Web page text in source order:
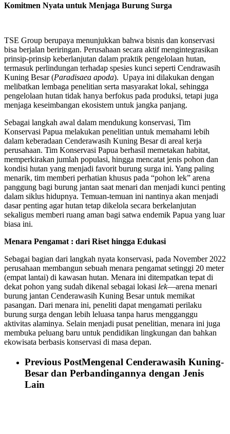
Komitmen Nyata untuk Menjaga Burung Surga
TSE Group berupaya menunjukkan bahwa bisnis dan konservasi
bisa berjalan beriringan. Perusahaan secara aktif mengintegrasikan
prinsip-prinsip keberlanjutan dalam praktik pengelolaan hutan,
termasuk perlindungan terhadap spesies kunci seperti Cendrawasih
Kuning Besar (Paradisaea apoda). Upaya ini dilakukan dengan
melibatkan lembaga penelitian serta masyarakat lokal, sehingga
pengelolaan hutan tidak hanya berfokus pada produksi, tetapi juga
menjaga keseimbangan ekosistem untuk jangka panjang.
Sebagai langkah awal dalam mendukung konservasi, Tim
Konservasi Papua melakukan penelitian untuk memahami lebih
dalam keberadaan Cenderawasih Kuning Besar di areal kerja
perusahaan. Tim Konservasi Papua berhasil memetakan habitat,
memperkirakan jumlah populasi, hingga mencatat jenis pohon dan
kondisi hutan yang menjadi favorit burung surga ini. Yang paling
menarik, tim memberi perhatian khusus pada “pohon lek” arena
panggung bagi burung jantan saat menari dan menjadi kunci penting
dalam siklus hidupnya. Temuan-temuan ini nantinya akan menjadi
dasar penting agar hutan tetap dikelola secara berkelanjutan
sekaligus memberi ruang aman bagi satwa endemik Papua yang luar
biasa ini.
Menara Pengamat : dari Riset hingga Edukasi
Sebagai bagian dari langkah nyata konservasi, pada November 2022
perusahaan membangun sebuah menara pengamat setinggi 20 meter
(empat lantai) di kawasan hutan. Menara ini ditempatkan tepat di
dekat pohon yang sudah dikenal sebagai lokasi lek—arena menari
burung jantan Cenderawasih Kuning Besar untuk memikat
pasangan. Dari menara ini, peneliti dapat mengamati perilaku
burung surga dengan lebih leluasa tanpa harus mengganggu
aktivitas alaminya. Selain menjadi pusat penelitian, menara ini juga
membuka peluang baru untuk pendidikan lingkungan dan bahkan
ekowisata berbasis konservasi di masa depan.
Previous PostMengenal Cenderawasih Kuning-
Besar dan Perbandingannya dengan Jenis
Lain